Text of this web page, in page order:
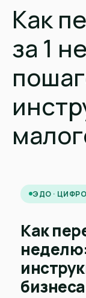
Как
за 1
ЭДО ·
Как